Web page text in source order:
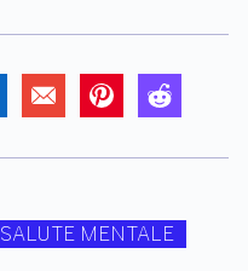
SALUTE MENTALE